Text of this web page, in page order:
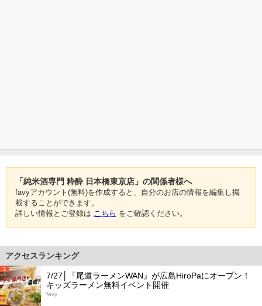
「純米酒専門 粋酔 日本橋東京店」の関係者様へ
favyアカウント(無料)を作成すると、自分のお店の情報を編集し掲
載することができます。
詳しい情報とご登録は こちら をご確認ください。
アクセスランキング
1
7/27│『尾道ラーメンWAN』が広島HiroPaにオープン！
キッズラーメン無料イベント開催
favy